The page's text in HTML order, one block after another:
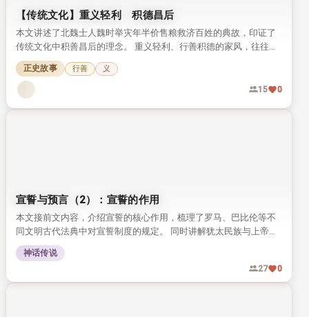
【传统文化】重义轻利 积德昌后
本文讲述了北魏士人魏时举灾年半价售粮救济百姓的典故，印证了
传统文化中积善昌后的理念。 重义轻利、行善积德的家风，往往会
惠及后世子孙，这一观念流传千年，至今仍有启发意义。
正史故事 行善 义
15 0
宣誓与预言（2）：宣誓的作用
本文接前文内容，介绍宣誓的核心作用，梳理了罗马、巴比伦等不
同文明古代法典中对宣誓制度的规定。 同时讲解犹太民族与上帝立
约的传统，以及赎罪日解除未践誓约的相关习俗。
神话传说
27
0